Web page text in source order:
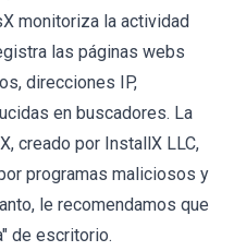
monitoriza la actividad
las páginas webs
direcciones IP,
en buscadores. La
creado por InstallX LLC,
programas maliciosos y
le recomendamos que
de escritorio.